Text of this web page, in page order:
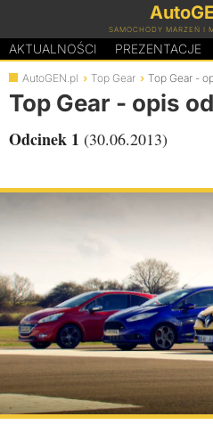
SAMOCHODY MARZEŃ I
AKTUALNOŚCI PREZENTACJE
AutoGEN.pl Top Gear Top Gear -
Top Gear - opis
Odcinek 1 (30.06.2013)